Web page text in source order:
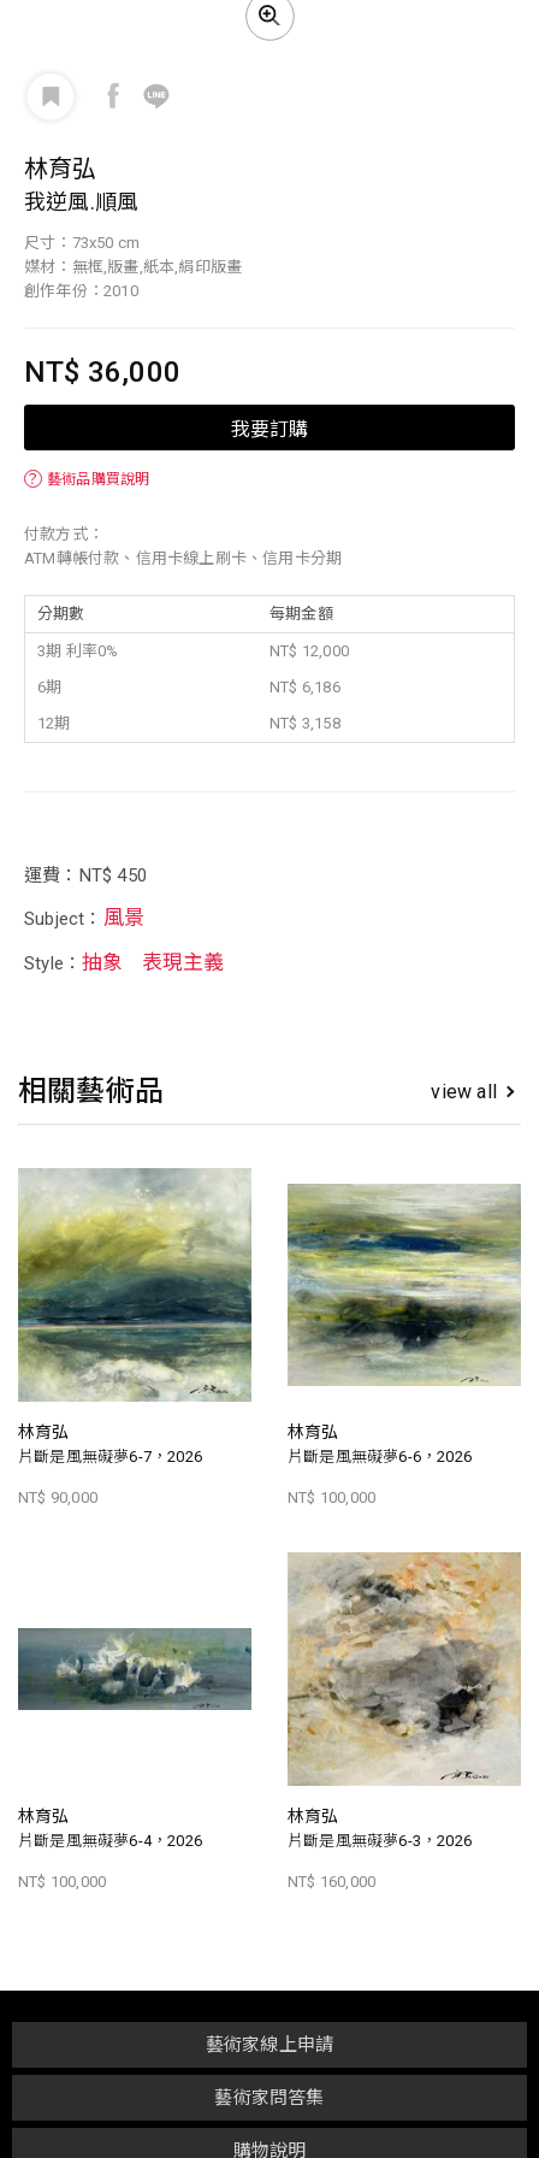
林育弘
我逆風.順風
尺寸：73x50 cm
媒材：無框,版畫,紙本,絹印版畫
創作年份：2010
NT$ 36,000
我要訂購
？ 藝術品購買說明
付款方式：
ATM轉帳付款、信用卡線上刷卡、信用卡分期
分期數 每期金額
3期 利率0%
NT$ 12,000
6期
NT$ 6,186
12期
NT$ 3,158
運費：NT$ 450
Subject： 風景
Style：抽象 表現主義
相關藝術品 view all
林育弘
片斷是風無礙夢6-7，2026
NT$ 90,000
林育弘
片斷是風無礙夢6-6，2026
NT$ 100,000
林育弘
片斷是風無礙夢6-4，2026
NT$ 100,000
林育弘
片斷是風無礙夢6-3，2026
NT$ 160,000
購物說明
藝術家問答集
藝術家線上申請